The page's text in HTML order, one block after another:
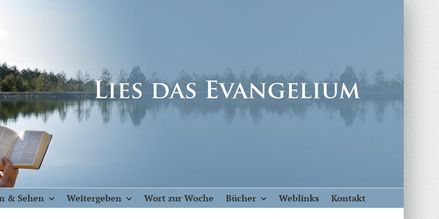
& Sehen Weitergeben Wort zur Woche Bücher Weblinks Kontakt